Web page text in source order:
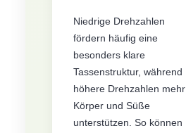
Niedrige Drehzahlen
fördern häufig eine
besonders klare
Tassenstruktur, während
höhere Drehzahlen mehr
Körper und Süße
unterstützen. So können